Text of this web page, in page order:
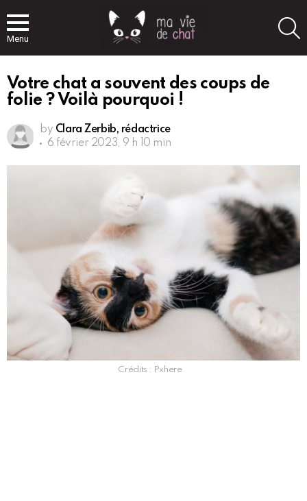
Menu
Votre chat a souvent des coups de
folie ? Voilà pourquoi !
by Clara Zerbib, rédactrice
6 février 2023, 9 h 10 min
Crédits : Pxhere